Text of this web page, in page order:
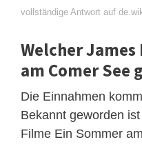
vollständige Antwort auf
Welcher
am Comer See
Die Einnahmen
Bekannt geworden
Filme Ein Sommer